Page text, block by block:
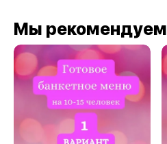
Мы рекомендуем